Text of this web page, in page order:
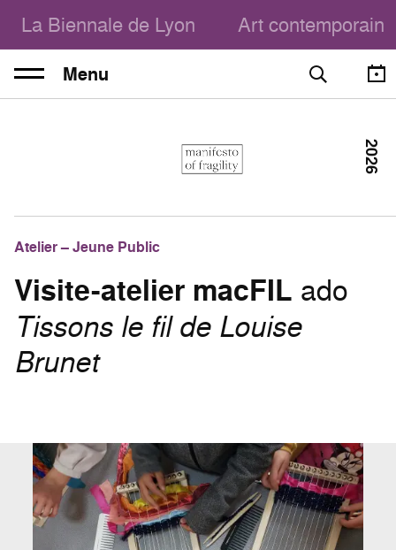
La Biennale de Lyon Art contemporain
Menu
Atelier – Jeune Public
Visite-atelier macFIL ado
Tissons le fil de Louise
Brunet
2026